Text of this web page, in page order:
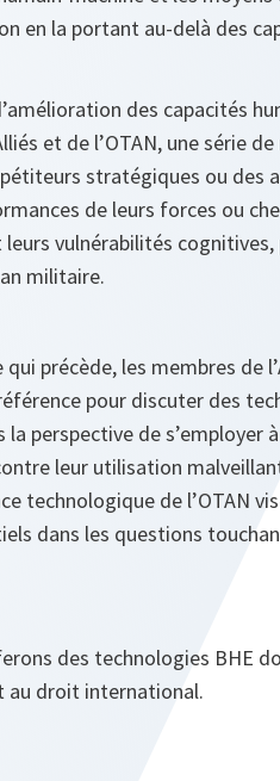
en la portant au-delà des
des capacités
et de l’OTAN, une série
stratégiques ou
de leurs forces ou
vulnérabilités
militaire.
précède, les membres de
pour discuter des
la perspective de
leur utilisation
technologique de l’OTAN
dans les questions
des technologies BHE
au droit international.